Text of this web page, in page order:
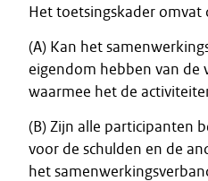
Het toetsingskader omvat
(A) Kan het
eigendom hebben van de
waarmee het de
(B) Zijn alle participanten
voor de schulden en de
het